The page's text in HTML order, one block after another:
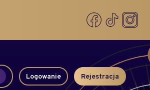
Logowanie Rejestracja